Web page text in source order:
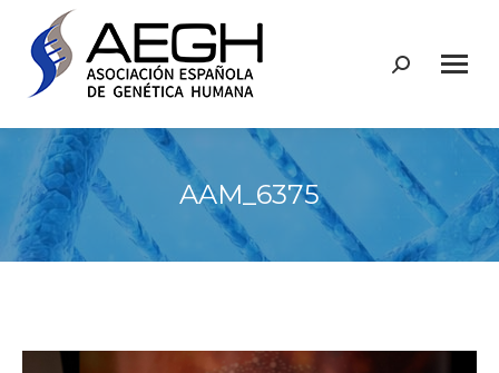
Buscar:
AAM_6375